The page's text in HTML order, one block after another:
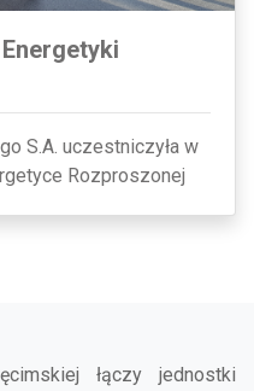
S.A. uczestniczyła w
Rozproszonej
łączy jednostki